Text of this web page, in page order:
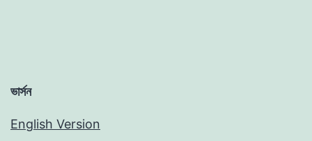
ভার্সন
English Version